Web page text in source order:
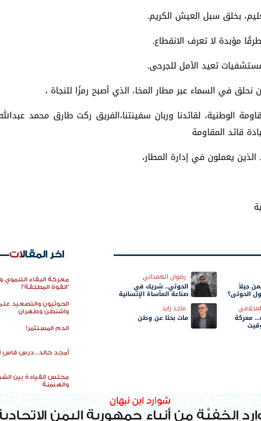
بخلق سبل العيش الكريم.
مؤبدة لا تعرف الانقطاع.
تعيد الأمل للجرحى.
نحلق في السماء عبر مطار المخا، الذي أصبح رمزًا للنجاة ،
الوطنية، لقائدنا وربان سفينتنا،الفريق ركت طارق محمد
قائد المقاومة
يعملون في إدارة المطار،
جيلاً
الحوثي؟
رضوان الهمداني
الحوثي.. شريك في
صناعة المأساة الإنسانية
معركة
ماجد زايد
مات بحثًا عن وطن
اخر المقالات
معركة البقاء
"القوة المطلقة"!
الحوثيون والتصعيد
واشنطن وطهران
الدم المستثمر!
أمجد خالد.. درس قاسٍ
مجلس القيادة بين
والهيمنة